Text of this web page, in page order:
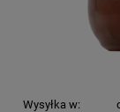
Wysyłka w: